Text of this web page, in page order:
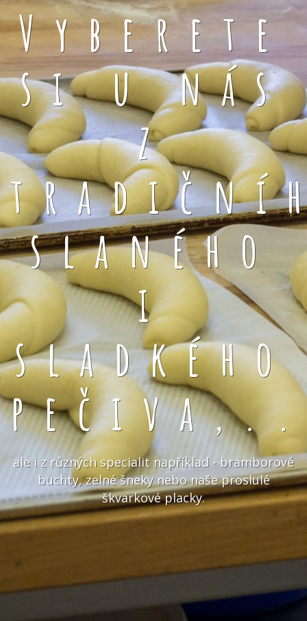
Vyberete
si u nás
z
slaného
i
sladkého
ale i z různých specialit například - bramborové
buchty, zelné šneky nebo naše proslulé
škvarkové placky.